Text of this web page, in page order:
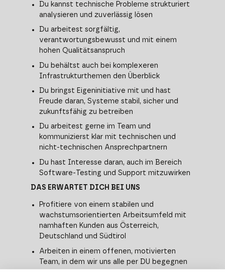
Du kannst technische Probleme strukturiert
analysieren und zuverlässig lösen
Du arbeitest sorgfältig,
verantwortungsbewusst und mit einem
hohen Qualitätsanspruch
Du behältst auch bei komplexeren
Infrastrukturthemen den Überblick
Du bringst Eigeninitiative mit und hast
Freude daran, Systeme stabil, sicher und
zukunftsfähig zu betreiben
Du arbeitest gerne im Team und
kommunizierst klar mit technischen und
nicht-technischen Ansprechpartnern
Du hast Interesse daran, auch im Bereich
Software-Testing und Support mitzuwirken
DAS ERWARTET DICH BEI UNS
Profitiere von einem stabilen und
wachstumsorientierten Arbeitsumfeld mit
namhaften Kunden aus Österreich,
Deutschland und Südtirol
Arbeiten in einem offenen, motivierten
Team, in dem wir uns alle per DU begegnen